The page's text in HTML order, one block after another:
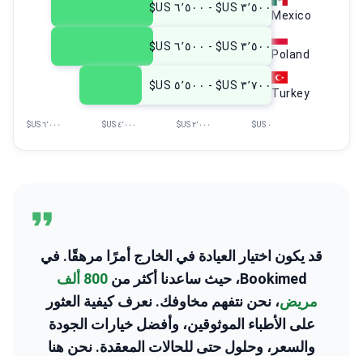
Mexico
Poland
Turkey
٣٬٥٠٠ US$ - ٦٬٥٠٠ US$
٣٬٥٠٠ US$ - ٦٬٥٠٠ US$
٣٬٧٠٠ US$ - ٥٬٥٠٠ US$
٠ US$ ٢٬٠٠٠ US$ ٤٬٠٠٠ US$ ٦٬٠٠٠ US$
قد يكون اختيار العيادة في الخارج أمرًا مرهقًا. في
Bookimed، حيث ساعدنا أكثر من
800 ألف
مريض، نحن نتفهم مخاوفك. نعرف كيفية العثور
على الأطباء الموثوقين، وأفضل خيارات الجودة
والسعر، وحلول حتى للحالات المعقدة. نحن هنا